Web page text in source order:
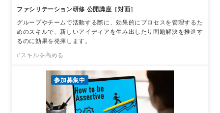
ファシリテーション研修 公開講座［対面］
グループやチームで活動する際に、効果的にプロセスを管理するた
めのスキルで、新しいアイディアを生み出したり問題解決を推進す
るのに効果を発揮します。
#スキルを高める
参加募集中